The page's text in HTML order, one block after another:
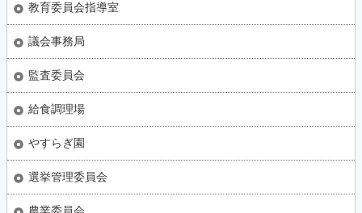
教育委員会指導室
議会事務局
監査委員会
給食調理場
やすらぎ園
選挙管理委員会